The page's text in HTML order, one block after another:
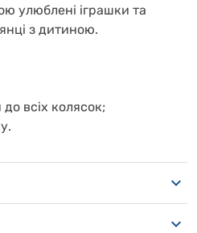
улюблені іграшки та
з дитиною.
всіх колясок;